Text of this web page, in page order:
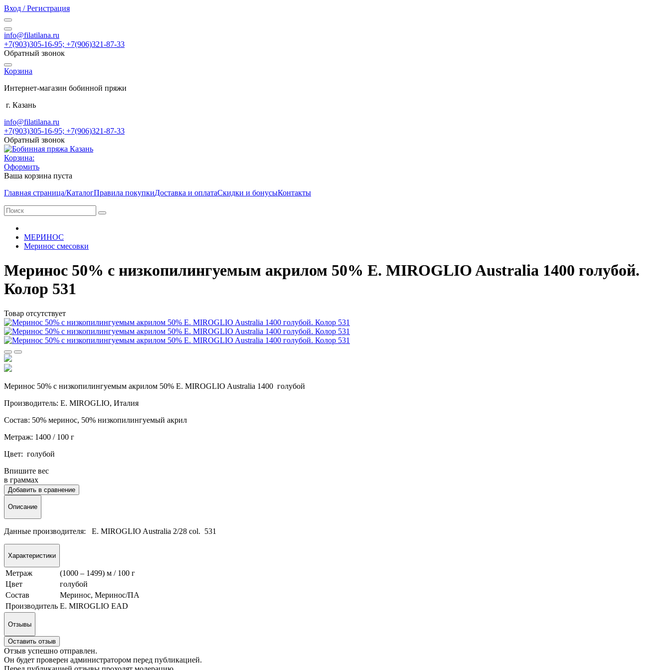
Вход / Регистрация
info@filatilana.ru
+7(903)305-16-95; +7(906)321-87-33
Обратный звонок
Корзина
Интернет-магазин бобинной пряжи
г. Казань
info@filatilana.ru
+7(903)305-16-95; +7(906)321-87-33
Обратный звонок
Корзина:
Оформить
Ваша корзина пуста
Главная страница/КаталогПравила покупкиДоставка и оплатаСкидки и бонусыКонтакты
МЕРИНОС
Меринос смесовки
Меринос 50% c низкопилингуемым акрилом 50% E. MIROGLIO Australia 1400 голубой.
Колор 531
Товар отсутствует
Меринос 50% c низкопилингуемым акрилом 50% E. MIROGLIO Australia 1400 голубой
Производитель: E. MIROGLIO, Италия
Состав: 50% меринос, 50% низкопилингуемый акрил
Метраж: 1400 / 100 г
Цвет: голубой
Впишите вес
в граммах
Добавить в сравнение
Описание
Данные производителя: E. MIROGLIO Australia 2/28 col. 531
Характеристики
Метраж
(1000 – 1499) м / 100 г
Цвет
голубой
Состав
Меринос, Меринос/ПА
Производитель E. MIROGLIO EAD
Отзывы
Оставить отзыв
Отзыв успешно отправлен.
Он будет проверен администратором перед публикацией.